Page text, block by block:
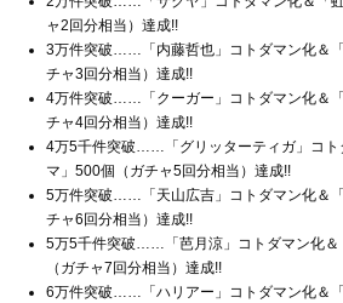
ャ2回分相当）達成!!
3万件突破……「内藤哲也」コトダマン化＆
チャ3回分相当）達成!!
4万件突破……「クーガー」コトダマン化＆
チャ4回分相当）達成!!
4万5千件突破……「グリッターティガ」コト
マ」500個（ガチャ5回分相当）達成!!
5万件突破……「天山広吉」コトダマン化＆
チャ6回分相当）達成!!
5万5千件突破……「芭月涼」コトダマン化＆
（ガチャ7回分相当）達成!!
6万件突破……「ハリアー」コトダマン化＆